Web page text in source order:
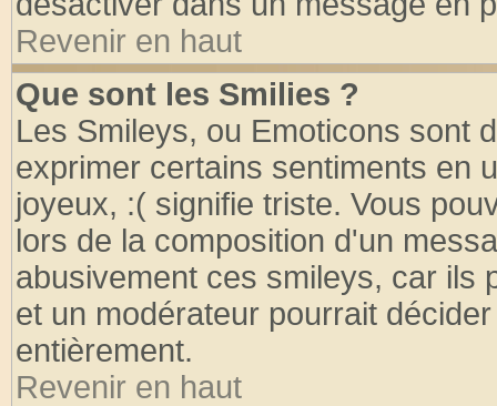
Revenir en haut
Que sont les Smilies ?
Les Smileys, ou Emoticons sont
exprimer certains sentiments en
joyeux, :( signifie triste. Vous
lors de la composition d'un
abusivement ces smileys, car ils
et un modérateur pourrait
entièrement.
Revenir en haut